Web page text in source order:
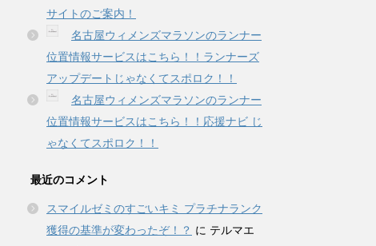
サイトのご案内！
名古屋ウィメンズマラソンのランナー
位置情報サービスはこちら！！ランナーズ
アップデートじゃなくてスポロク！！
名古屋ウィメンズマラソンのランナー
位置情報サービスはこちら！！応援ナビ じ
ゃなくてスポロク！！
最近のコメント
スマイルゼミのすごいキミ プラチナランク
獲得の基準が変わったぞ！？ に テルマエ